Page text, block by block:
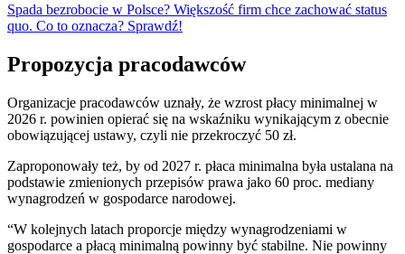
Spada bezrobocie w Polsce? Większość firm chce zachować status
quo. Co to oznacza? Sprawdź!
Propozycja pracodawców
Organizacje pracodawców uznały, że wzrost płacy minimalnej w
2026 r. powinien opierać się na wskaźniku wynikającym z obecnie
obowiązującej ustawy, czyli nie przekroczyć 50 zł.
Zaproponowały też, by od 2027 r. płaca minimalna była ustalana na
podstawie zmienionych przepisów prawa jako 60 proc. mediany
wynagrodzeń w gospodarce narodowej.
“W kolejnych latach proporcje między wynagrodzeniami w
gospodarce a płacą minimalną powinny być stabilne. Nie powinny